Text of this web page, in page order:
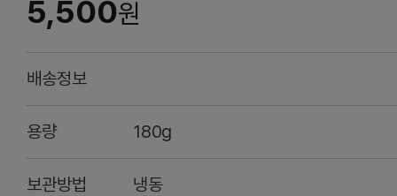
5,500원
배송정보
용량 180g
보관방법 냉동